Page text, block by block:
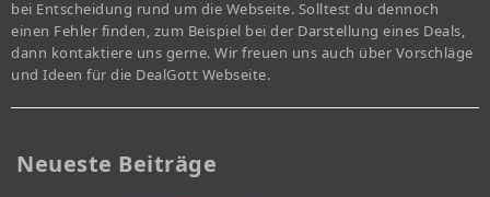
bei Entscheidung rund um die Webseite. Solltest du dennoch
einen Fehler finden, zum Beispiel bei der Darstellung eines Deals,
dann kontaktiere uns gerne. Wir freuen uns auch über Vorschläge
und Ideen für die DealGott Webseite.
Neueste Beiträge